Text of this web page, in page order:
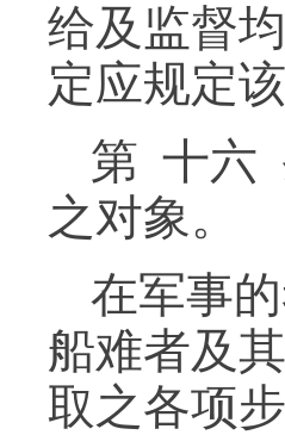
给及监督
定应规定
第 十六
之对象。
在军事
船难者及
取之各项